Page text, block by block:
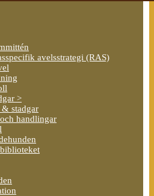
avelsstrategi (RAS)
>
stadgar
handlingar